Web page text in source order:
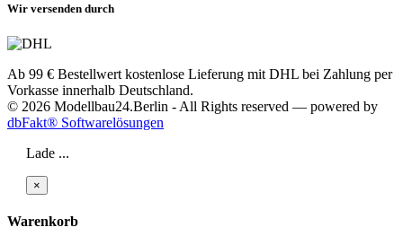
Wir versenden durch
Ab 99 € Bestellwert kostenlose Lieferung mit DHL bei Zahlung per
Vorkasse innerhalb Deutschland.
© 2026 Modellbau24.Berlin - All Rights reserved — powered by
dbFakt® Softwarelösungen
Lade ...
×
Warenkorb